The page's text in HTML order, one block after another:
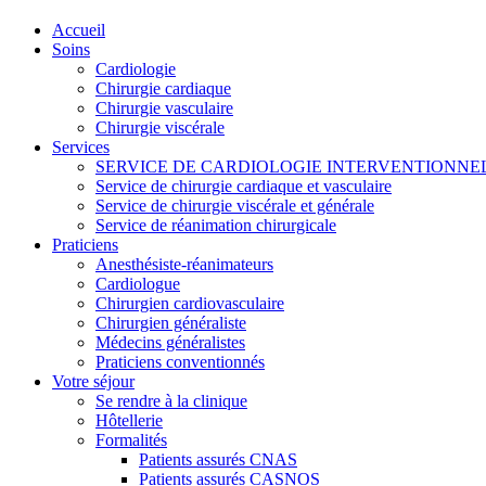
Accueil
Soins
Cardiologie
Chirurgie cardiaque
Chirurgie vasculaire
Chirurgie viscérale
Services
SERVICE DE CARDIOLOGIE
Service de chirurgie cardiaque et vasculaire
Service de chirurgie viscérale et générale
Service de réanimation chirurgicale
Praticiens
Anesthésiste-réanimateurs
Cardiologue
Chirurgien cardiovasculaire
Chirurgien généraliste
Médecins généralistes
Praticiens conventionnés
Votre séjour
Se rendre à la clinique
Hôtellerie
Formalités
Patients assurés CNAS
Patients assurés CASNOS